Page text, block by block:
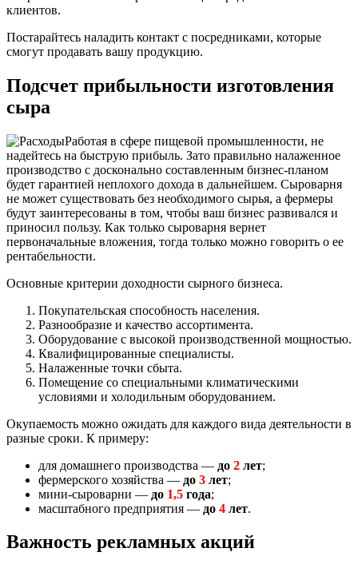
клиентов.
Постарайтесь наладить контакт с посредниками, которые
смогут продавать вашу продукцию.
Подсчет прибыльности изготовления
сыра
Работая в сфере пищевой промышленности, не
надейтесь на быструю прибыль. Зато правильно налаженное
производство с досконально составленным бизнес-планом
будет гарантией неплохого дохода в дальнейшем. Сыроварня
не может существовать без необходимого сырья, а фермеры
будут заинтересованы в том, чтобы ваш бизнес развивался и
приносил пользу. Как только сыроварня вернет
первоначальные вложения, тогда только можно говорить о ее
рентабельности.
Основные критерии доходности сырного бизнеса.
Покупательская способность населения.
Разнообразие и качество ассортимента.
Оборудование с высокой производственной мощностью.
Квалифицированные специалисты.
Налаженные точки сбыта.
Помещение со специальными климатическими
условиями и холодильным оборудованием.
Окупаемость можно ожидать для каждого вида деятельности в
разные сроки. К примеру:
для домашнего производства — до 2 лет;
фермерского хозяйства — до 3 лет;
мини-сыроварни — до 1,5 года;
масштабного предприятия — до 4 лет.
Важность рекламных акций